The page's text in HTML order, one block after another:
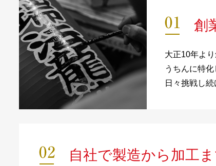
創
大正10年よ
うちんに特
日々挑戦し
自社で製造から加工ま